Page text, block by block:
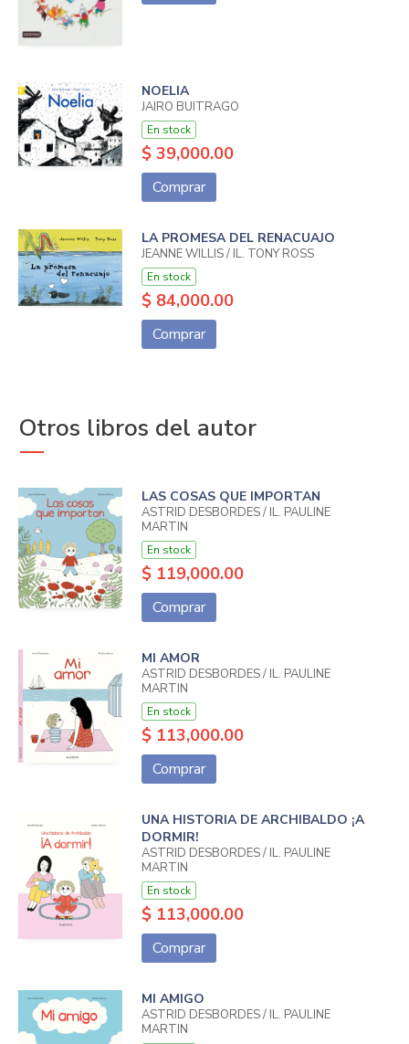
NOELIA
JAIRO BUITRAGO
En stock
$ 39,000.00
Comprar
LA PROMESA DEL RENACUAJO
JEANNE WILLIS / IL. TONY ROSS
En stock
$ 84,000.00
Comprar
Otros libros del autor
LAS COSAS QUE IMPORTAN
ASTRID DESBORDES / IL. PAULINE
MARTIN
En stock
$ 119,000.00
Comprar
MI AMOR
ASTRID DESBORDES / IL. PAULINE
MARTIN
En stock
$ 113,000.00
Comprar
UNA HISTORIA DE ARCHIBALDO ¡A
DORMIR!
ASTRID DESBORDES / IL. PAULINE
MARTIN
En stock
$ 113,000.00
Comprar
MI AMIGO
ASTRID DESBORDES / IL. PAULINE
MARTIN